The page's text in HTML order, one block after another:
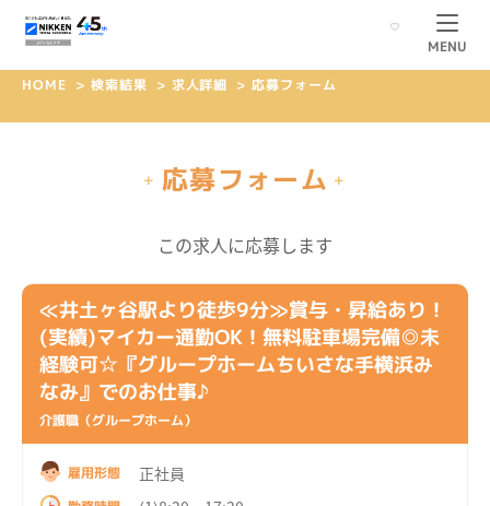
MENU
HOME > 検索結果 > 求人詳細 > 応募フォーム
+ 応募フォーム +
この求人に応募します
≪井土ヶ谷駅より徒歩9分≫賞与・昇給あり！
(実績)マイカー通勤OK！無料駐車場完備◎未
経験可☆『グループホームちいさな手横浜み
なみ』でのお仕事♪
介護職（グループホーム）
雇用形態 正社員